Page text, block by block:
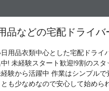
品などの宅配ドライバ
用品衣類中心とした宅配ドライ
! 未経験スタート歓迎!9割のスタ
験から活躍中 作業はシンプルで
も少なめなので安心して始めら